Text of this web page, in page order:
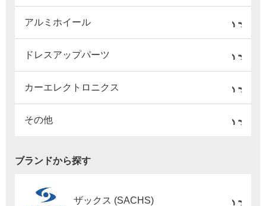
アルミホイール
ドレスアップパーツ
カーエレクトロニクス
その他
ブランドから探す
ザックス (SACHS)